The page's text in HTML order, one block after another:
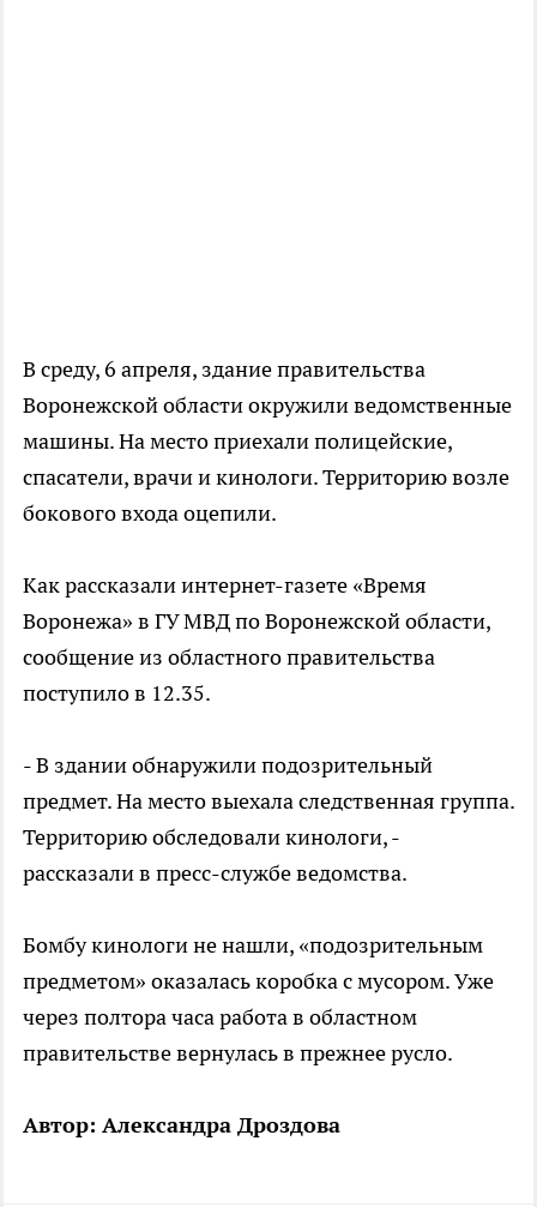
В среду, 6 апреля, здание правительства
Воронежской области окружили ведомственные
машины. На место приехали полицейские,
спасатели, врачи и кинологи. Территорию возле
бокового входа оцепили.
Как рассказали интернет-газете «Время
Воронежа» в ГУ МВД по Воронежской области,
сообщение из областного правительства
поступило в 12.35.
- В здании обнаружили подозрительный
предмет. На место выехала следственная группа.
Территорию обследовали кинологи, -
рассказали в пресс-службе ведомства.
Бомбу кинологи не нашли, «подозрительным
предметом» оказалась коробка с мусором. Уже
через полтора часа работа в областном
правительстве вернулась в прежнее русло.
Автор: Александра Дроздова